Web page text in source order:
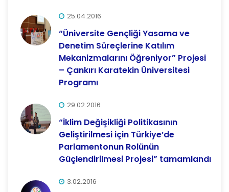
25.04.2016
“Üniversite Gençliği Yasama ve
Denetim Süreçlerine Katılım
Mekanizmalarını Öğreniyor” Projesi
– Çankırı Karatekin Üniversitesi
Programı
29.02.2016
“İklim Değişikliği Politikasının
Geliştirilmesi için Türkiye’de
Parlamentonun Rolünün
Güçlendirilmesi Projesi” tamamlandı
3.02.2016